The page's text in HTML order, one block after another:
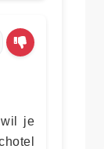
wil je